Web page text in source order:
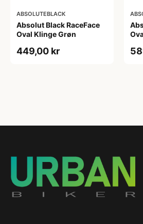
ABSOLUTEBLACK
Absolut Black RaceFace
Oval Klinge Grøn
449,00 kr